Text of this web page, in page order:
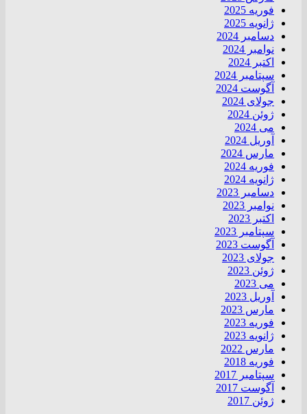
فوریه 2025
ژانویه 2025
دسامبر 2024
نوامبر 2024
اکتبر 2024
سپتامبر 2024
آگوست 2024
جولای 2024
ژوئن 2024
می 2024
آوریل 2024
مارس 2024
فوریه 2024
ژانویه 2024
دسامبر 2023
نوامبر 2023
اکتبر 2023
سپتامبر 2023
آگوست 2023
جولای 2023
ژوئن 2023
می 2023
آوریل 2023
مارس 2023
فوریه 2023
ژانویه 2023
مارس 2022
فوریه 2018
سپتامبر 2017
آگوست 2017
ژوئن 2017